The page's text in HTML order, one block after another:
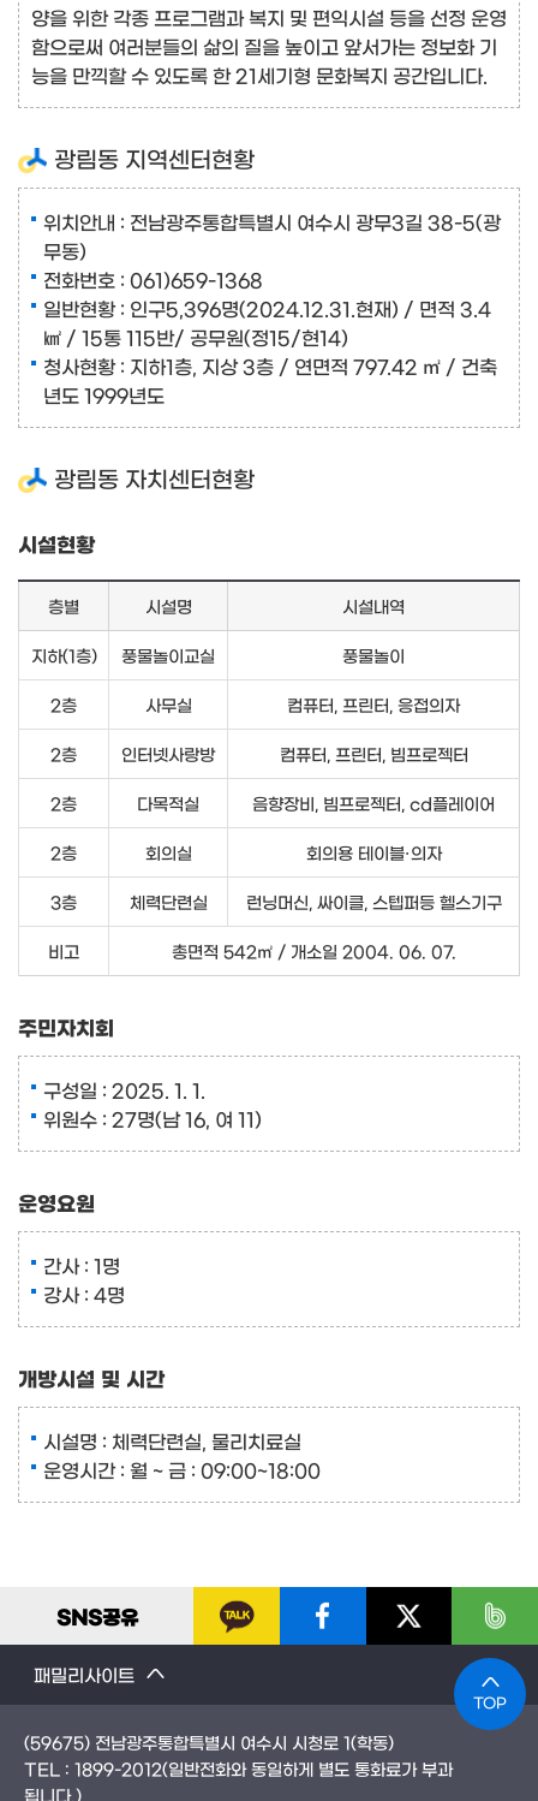
양을 위한 각종 프로그램과 복지 및 편익시설 등을 선정 운영
함으로써 여러분들의 삶의 질을 높이고 앞서가는 정보화 기
능을 만끽할 수 있도록 한 21세기형 문화복지 공간입니다.
광림동 지역센터현황
위치안내 : 전남광주통합특별시 여수시 광무3길 38-5(광
무동)
전화번호 : 061)659-1368
일반현황 : 인구5,396명(2024.12.31.현재) / 면적 3.4
㎢ / 15통 115반/ 공무원(정15/현14)
청사현황 : 지하1층, 지상 3층 / 연면적 797.42 ㎡ / 건축
년도 1999년도
광림동 자치센터현황
시설현황
층별 시설명 시설내역
지하(1층) 풍물놀이교실 풍물놀이
2층 사무실 컴퓨터, 프린터, 응접의자
2층 인터넷사랑방 컴퓨터, 프린터, 빔프로젝터
2층 다목적실 음향장비, 빔프로젝터, cd플레이어
2층 회의실 회의용 테이블·의자
3층 체력단련실 런닝머신, 싸이클, 스텝퍼등 헬스기구
비고 총면적 542㎡ / 개소일 2004. 06. 07.
주민자치회
구성일 : 2025. 1. 1.
위원수 : 27명(남 16, 여 11)
운영요원
간사 : 1명
강사 : 4명
개방시설 및 시간
시설명 : 체력단련실, 물리치료실
운영시간 : 월 ~ 금 : 09:00~18:00
SNS공유
패밀리사이트
TOP
(59675) 전남광주통합특별시 여수시 시청로 1(학동)
TEL : 1899-2012(일반전화와 동일하게 별도 통화료가 부과
됩니다.)